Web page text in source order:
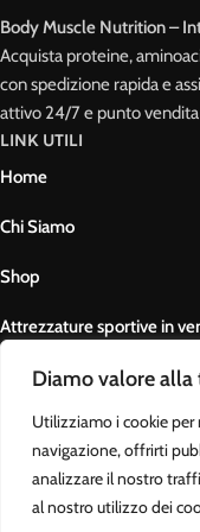
Diamo valore alla
Utilizziamo i cookie per
navigazione, offrirti
analizzare il nostro
al nostro utilizzo dei
✅ Solo prodotti testati
✅ Prezzi competitivi e
✅ Consulenza pre-
✅ Spedizione rapida in
✅ Pagamenti sicuri e
Body Muscle Nutrition –
Acquista proteine,
con spedizione rapida e
attivo 24/7 e punto vendita
LINK UTILI
Home
Chi Siamo
Shop
Attrezzature sportive in
Contatti
Body Muscle Nutrition di